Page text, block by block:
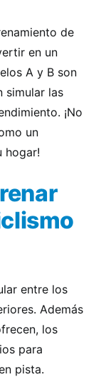
de
en un
A y B son
simular las
¡No
un
hogar!
entre los
Además
los
para
pista.